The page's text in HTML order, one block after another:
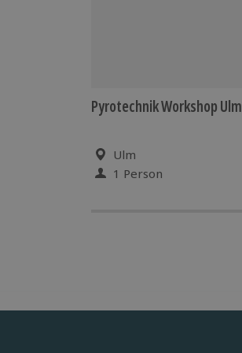
Pyrotechnik Workshop Ulm
Ulm
1 Person